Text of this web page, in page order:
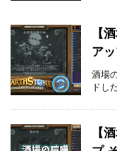
【
ア
酒場
ドし
【